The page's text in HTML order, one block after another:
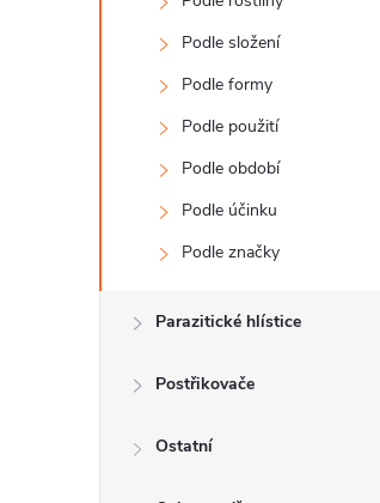
Podle složení
Podle formy
Podle použití
Podle období
Podle účinku
Podle značky
Parazitické hlístice
Postřikovače
Ostatní